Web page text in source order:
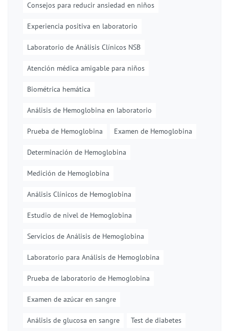
Consejos para reducir ansiedad en niños
Experiencia positiva en laboratorio
Laboratorio de Análisis Clínicos NSB
Atención médica amigable para niños
Biométrica hemática
Análisis de Hemoglobina en laboratorio
Prueba de Hemoglobina Examen de Hemoglobina
Determinación de Hemoglobina
Medición de Hemoglobina
Análisis Clínicos de Hemoglobina
Estudio de nivel de Hemoglobina
Servicios de Análisis de Hemoglobina
Laboratorio para Análisis de Hemoglobina
Prueba de laboratorio de Hemoglobina
Examen de azúcar en sangre
Análisis de glucosa en sangre Test de diabetes